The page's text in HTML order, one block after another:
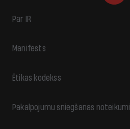
Par IR
Manifests
Ētikas kodekss
Pakalpojumu sniegšanas noteikumi